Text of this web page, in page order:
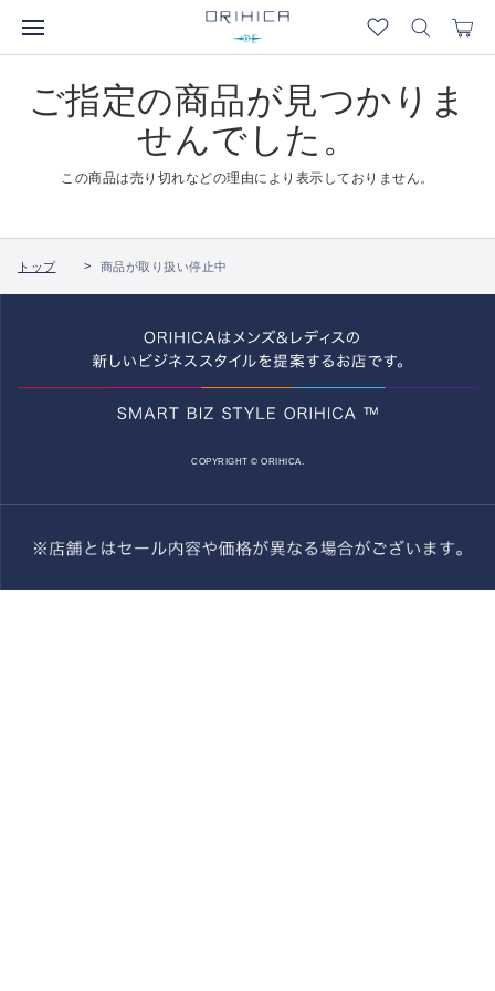
ご指定の商品が見つかりま
せんでした。
この商品は売り切れなどの理由により表示しておりません。
トップ 商品が取り扱い停止中
COPYRIGHT © ORIHICA.